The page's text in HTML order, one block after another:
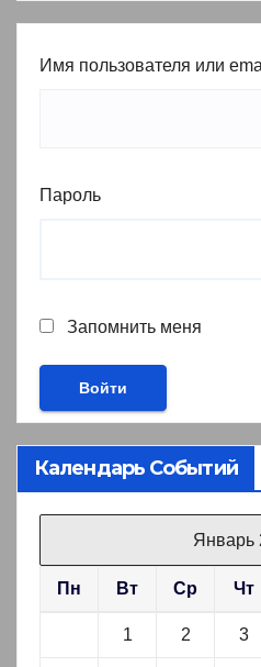
Имя пользователя или
Пароль
Запомнить меня
Календарь Событий
Январь
Пн Вт Ср Чт
1 2 3